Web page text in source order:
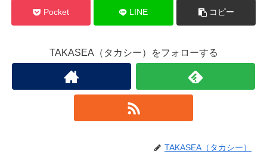
Pocket LINE コピー
TAKASEA（タカシー）をフォローする
TAKASEA（タカシー）